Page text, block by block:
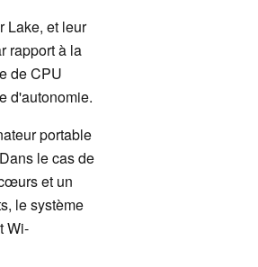
Lake, et leur
rapport à la
de CPU
d'autonomie.
portable
le cas de
et un
le système
Wi-